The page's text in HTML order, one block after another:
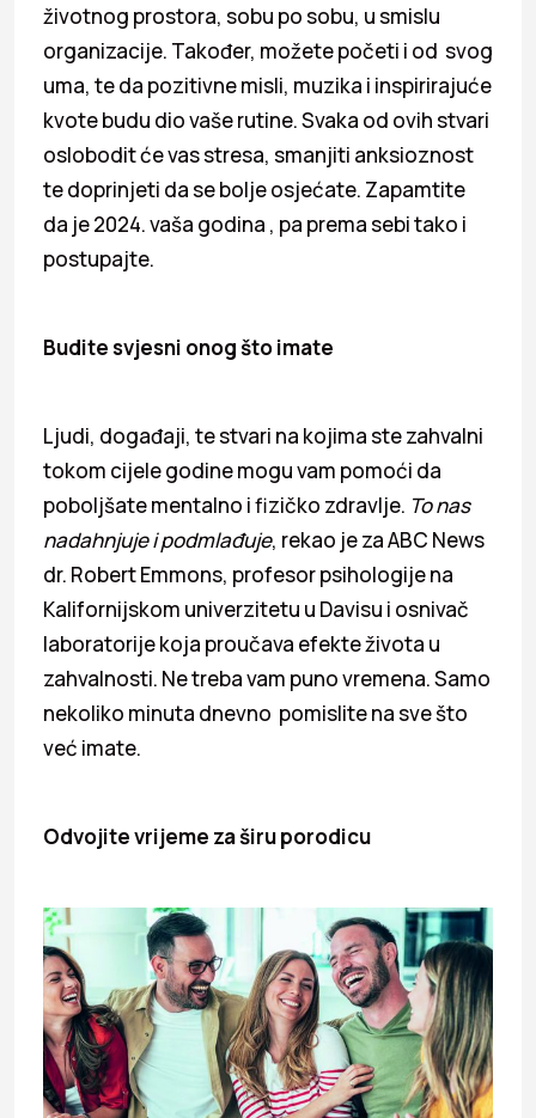
životnog prostora, sobu po sobu, u smislu
organizacije. Također, možete početi i od svog
uma, te da pozitivne misli, muzika i inspirirajuće
kvote budu dio vaše rutine. Svaka od ovih stvari
oslobodit će vas stresa, smanjiti anksioznost
te doprinjeti da se bolje osjećate. Zapamtite
da je 2024. vaša godina , pa prema sebi tako i
postupajte.
Budite svjesni onog što imate
Ljudi, događaji, te stvari na kojima ste zahvalni
tokom cijele godine mogu vam pomoći da
poboljšate mentalno i fizičko zdravlje. To nas
nadahnjuje i podmlađuje, rekao je za ABC News
dr. Robert Emmons, profesor psihologije na
Kalifornijskom univerzitetu u Davisu i osnivač
laboratorije koja proučava efekte života u
zahvalnosti. Ne treba vam puno vremena. Samo
nekoliko minuta dnevno pomislite na sve što
već imate.
Odvojite vrijeme za širu porodicu